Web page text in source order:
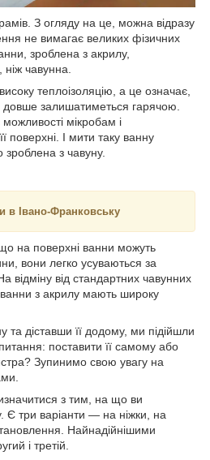
З огляду на це, можна відразу
не вимагає великих фізичних
зроблена з акрилу,
ніж чавунна.
теплоізоляцію, а це означає,
довше залишатиметься гарячою.
мікробам і
поверхні. І мити таку ванну
зроблена з чавуну.
в Івано-Франковську
на поверхні ванни можуть
вони легко усуваються за
відміну від стандартних чавунних
ванни з акрилу мають широку
діставши її додому, ми підійшли
поставити її самому або
Зупинимо свою увагу на
з тим, на що ви
Є три варіанти — на ніжки, на
Найнадійнішими
і третій.